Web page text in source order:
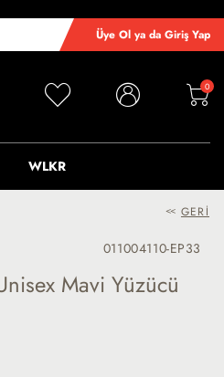
Üye Ol ya da Giriş Yap
0
WLKR
<< GERI
011004110-EP33
Mavi Yüzücü